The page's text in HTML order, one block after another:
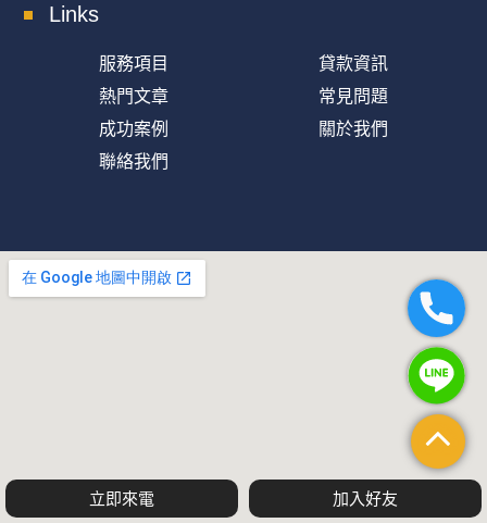
Links
服務項目
貸款資訊
熱門文章
常見問題
成功案例
關於我們
聯絡我們
立即來電 加入好友